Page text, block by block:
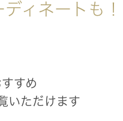
ィネートも
すめ
いただけます